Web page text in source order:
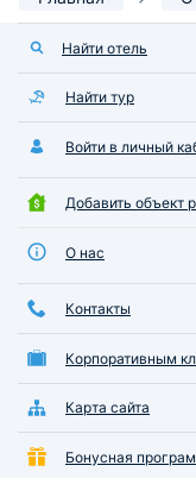
Найти отель
Найти тур
Войти в личный
Добавить объект
О нас
Контакты
Корпоративным
Карта сайта
Бонусная